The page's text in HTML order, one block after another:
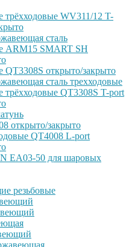
WV311/12 T-
сталь
ARM15 SMART SH
открыто/закрыто
сталь трехходовые
QT3308S T-port
открыто/закрыто
QT4008 L-port
EA03-50 для шаровых
резьбовые